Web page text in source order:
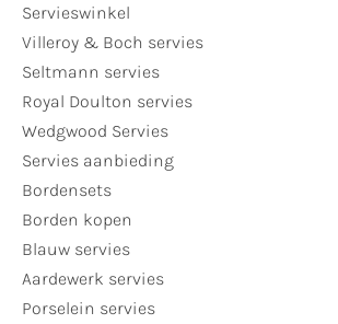
Servieswinkel
Villeroy & Boch servies
Seltmann servies
Royal Doulton servies
Wedgwood Servies
Servies aanbieding
Bordensets
Borden kopen
Blauw servies
Aardewerk servies
Porselein servies